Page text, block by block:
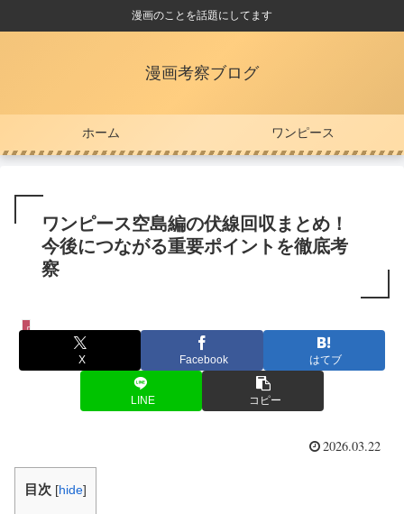
漫画のことを話題にしてます
漫画考察ブログ
ホーム ワンピース
ワンピース空島編の伏線回収まとめ！
今後につながる重要ポイントを徹底考
察
ワンピース
X Facebook はてブ
LINE コピー
2026.03.22
目次 [hide]